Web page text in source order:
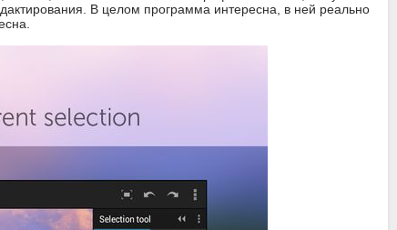
В целом программа интересна, в ней реально